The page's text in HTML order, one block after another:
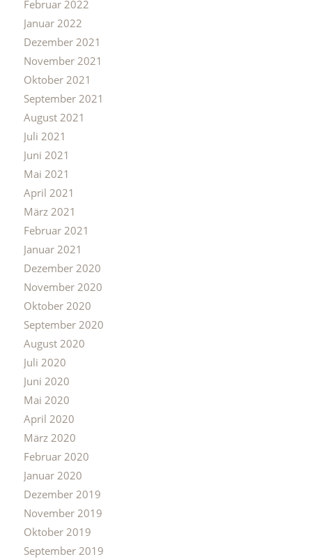
Februar 2022
Januar 2022
Dezember 2021
November 2021
Oktober 2021
September 2021
August 2021
Juli 2021
Juni 2021
Mai 2021
April 2021
März 2021
Februar 2021
Januar 2021
Dezember 2020
November 2020
Oktober 2020
September 2020
August 2020
Juli 2020
Juni 2020
Mai 2020
April 2020
März 2020
Februar 2020
Januar 2020
Dezember 2019
November 2019
Oktober 2019
September 2019